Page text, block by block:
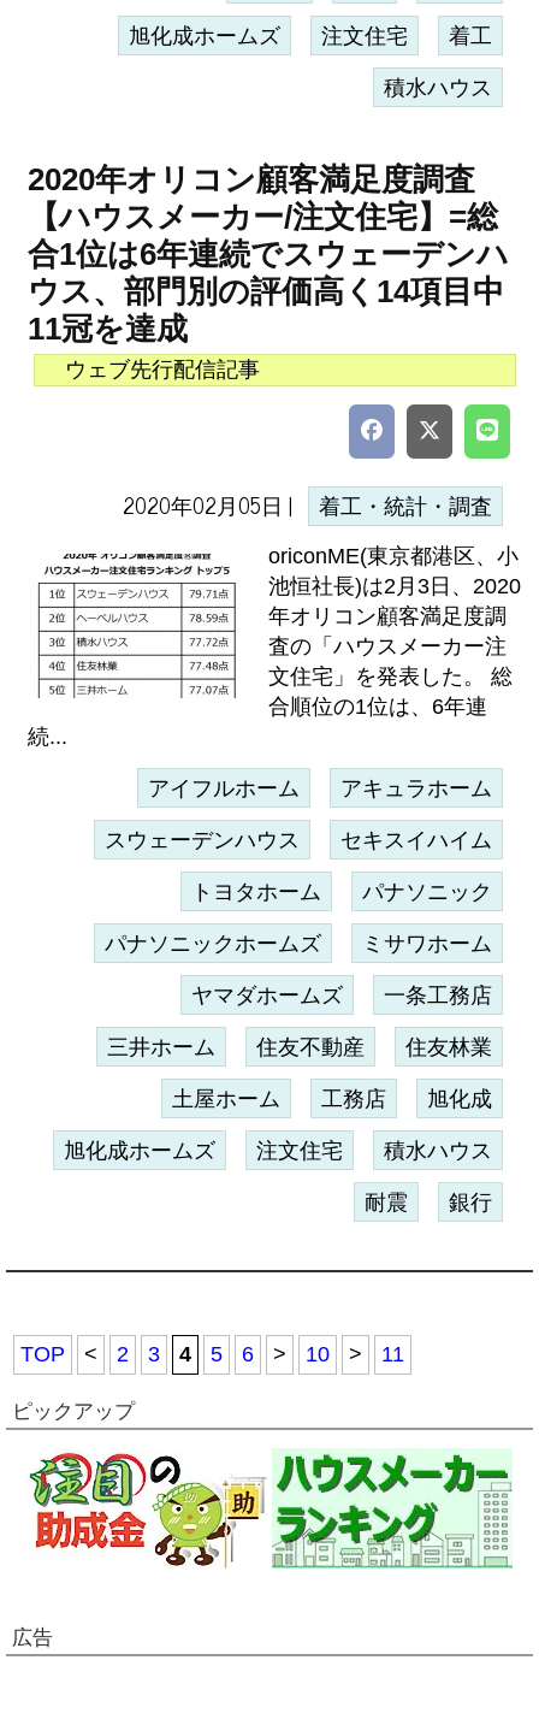
旭化成ホームズ 注文住宅 着工
積水ハウス
2020年オリコン顧客満足度調査
【ハウスメーカー/注文住宅】=総
合1位は6年連続でスウェーデンハ
ウス、部門別の評価高く14項目中
11冠を達成
ウェブ先行配信記事
2020年02月05日 | 着工・統計・調査
oriconME(東京都港区、小
池恒社長)は2月3日、2020
年オリコン顧客満足度調
査の「ハウスメーカー注
文住宅」を発表した。 総
合順位の1位は、6年連
続...
アイフルホーム アキュラホーム
スウェーデンハウス セキスイハイム
トヨタホーム パナソニック
パナソニックホームズ ミサワホーム
ヤマダホームズ 一条工務店
三井ホーム 住友不動産 住友林業
土屋ホーム 工務店 旭化成
旭化成ホームズ 注文住宅 積水ハウス
耐震 銀行
TOP < 2 3 4 5 6 > 10 > 11
ピックアップ
広告